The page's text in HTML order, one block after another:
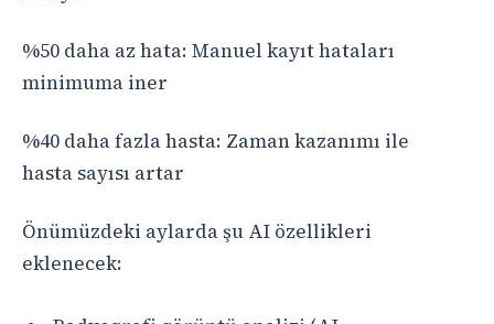
%50 daha az hata: Manuel kayıt hataları
minimuma iner
%40 daha fazla hasta: Zaman kazanımı ile
hasta sayısı artar
Önümüzdeki aylarda şu AI özellikleri
eklenecek: